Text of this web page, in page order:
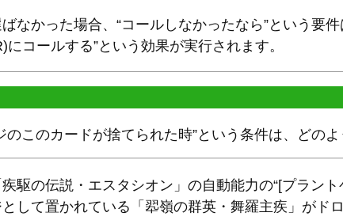
なかった場合、“コールしなかったなら”という要
にコールする”という効果が実行されます。
のこのカードが捨てられた時”という条件は、どの
駆の伝説・エスタシオン」の自動能力の“[プラント
して置かれている「翆嶺の群英・舞羅主疾」がド